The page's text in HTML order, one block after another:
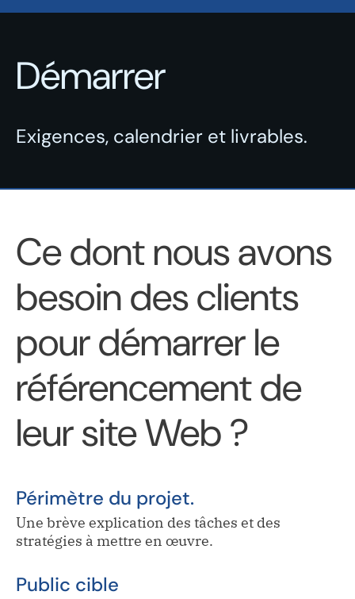
Démarrer
Exigences, calendrier et livrables.
Ce dont nous avons
besoin des clients
pour démarrer le
référencement de
leur site Web ?
Périmètre du projet.
Une brève explication des tâches et des
stratégies à mettre en œuvre.
Public cible